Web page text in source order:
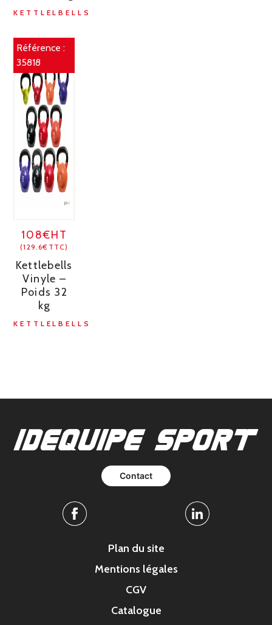
KETTLELBELLS
Référence :
35818
108€HT
(129.6€TTC)
Kettlebells
Vinyle –
Poids 32
kg
KETTLELBELLS
Contact
Facebook Linkedin
Plan du site
Mentions légales
CGV
Catalogue